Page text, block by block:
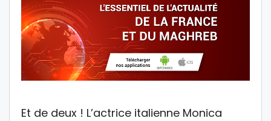
Et de deux ! L’actrice italienne Monica